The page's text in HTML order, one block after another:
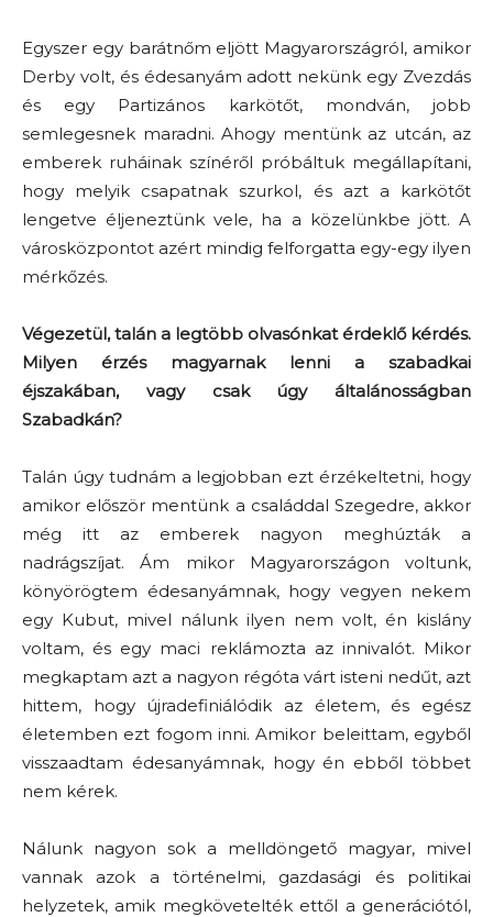
Egyszer egy barátnőm eljött Magyarországról, amikor
Derby volt, és édesanyám adott nekünk egy Zvezdás
és egy Partizános karkötőt, mondván, jobb
semlegesnek maradni. Ahogy mentünk az utcán, az
emberek ruháinak színéről próbáltuk megállapítani,
hogy melyik csapatnak szurkol, és azt a karkötőt
lengetve éljeneztünk vele, ha a közelünkbe jött. A
városközpontot azért mindig felforgatta egy-egy ilyen
mérkőzés.
Végezetül, talán a legtöbb olvasónkat érdeklő kérdés.
Milyen érzés magyarnak lenni a szabadkai
éjszakában, vagy csak úgy általánosságban
Szabadkán?
Talán úgy tudnám a legjobban ezt érzékeltetni, hogy
amikor először mentünk a családdal Szegedre, akkor
még itt az emberek nagyon meghúzták a
nadrágszíjat. Ám mikor Magyarországon voltunk,
könyörögtem édesanyámnak, hogy vegyen nekem
egy Kubut, mivel nálunk ilyen nem volt, én kislány
voltam, és egy maci reklámozta az innivalót. Mikor
megkaptam azt a nagyon régóta várt isteni nedűt, azt
hittem, hogy újradefiniálódik az életem, és egész
életemben ezt fogom inni. Amikor beleittam, egyből
visszaadtam édesanyámnak, hogy én ebből többet
nem kérek.
Nálunk nagyon sok a melldöngető magyar, mivel
vannak azok a történelmi, gazdasági és politikai
helyzetek, amik megkövetelték ettől a generációtól,